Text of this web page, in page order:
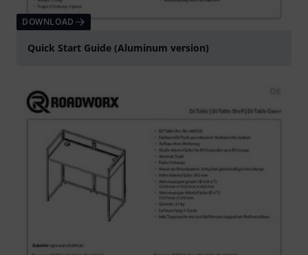
DOWNLOAD
Quick Start Guide (Aluminum version)